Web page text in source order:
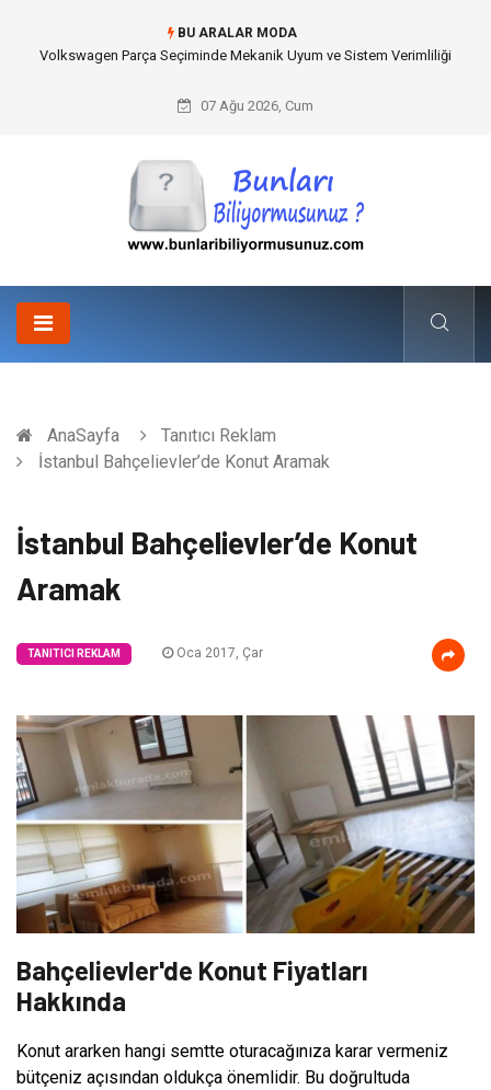
BU ARALAR MODA
Volkswagen Parça Seçiminde Mekanik Uyum ve Sistem Verimliliği
07 Ağu 2026, Cum
AnaSayfa
Tanıtıcı Reklam
İstanbul Bahçelievler’de Konut Aramak
İstanbul Bahçelievler’de Konut
Aramak
TANITICI REKLAM Oca 2017, Çar
Bahçelievler'de Konut Fiyatları
Hakkında
Konut ararken hangi semtte oturacağınıza karar vermeniz
bütçeniz açısından oldukça önemlidir. Bu doğrultuda